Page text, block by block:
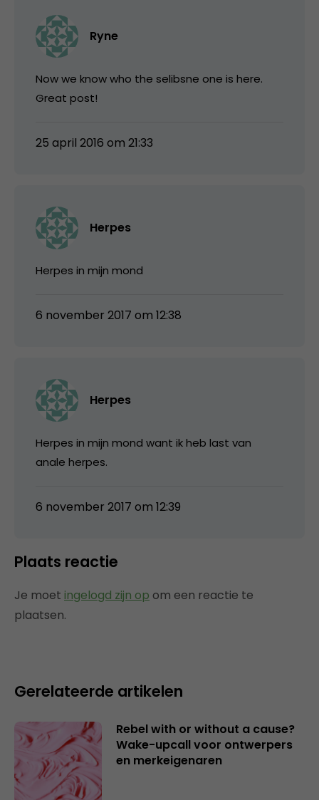
Ryne
Now we know who the selibsne one is here.
Great post!
25 april 2016 om 21:33
Herpes
Herpes in mijn mond
6 november 2017 om 12:38
Herpes
Herpes in mijn mond want ik heb last van
anale herpes.
6 november 2017 om 12:39
Plaats reactie
Je moet ingelogd zijn op om een reactie te
plaatsen.
Gerelateerde artikelen
Rebel with or without a cause?
Wake-upcall voor ontwerpers
en merkeigenaren